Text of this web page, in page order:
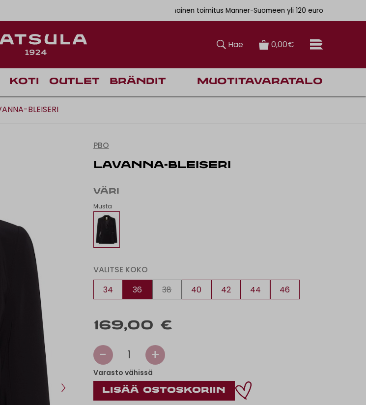
Ilmainen toimitus Manner-Suomeen yli 120 euron tilauksiin
Hae 0,00€
Koti Outlet Brändit Muotitavaratalo
BLEISERI
PBO
LAVANNA-BLEISERI
VÄRI
Musta
VALITSE KOKO
34
36 38 40 42 44 46
169,00 €
- 1 +
Varasto vähissä